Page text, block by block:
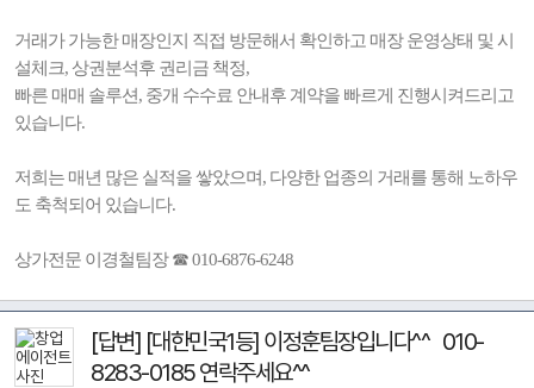
거래가 가능한 매장인지 직접 방문해서 확인하고 매장 운영상태 및 시
설체크, 상권분석후 권리금 책정,
빠른 매매 솔루션, 중개 수수료 안내후 계약을 빠르게 진행시켜드리고
있습니다.
저희는 매년 많은 실적을 쌓았으며, 다양한 업종의 거래를 통해 노하우
도 축척되어 있습니다.
상가전문 이경철팀장 ☎ 010-6876-6248
[답변] [대한민국1등] 이정훈팀장입니다^^ 010-
8283-0185 연락주세요^^